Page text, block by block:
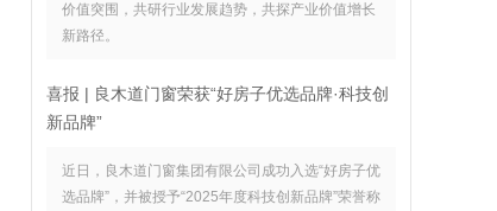
价值突围，共研行业发展趋势，共探产业价值增长
新路径。
喜报 | 良木道门窗荣获“好房子优选品牌·科技创
新品牌”
近日，良木道门窗集团有限公司成功入选“好房子优
选品牌”，并被授予“2025年度科技创新品牌”荣誉称